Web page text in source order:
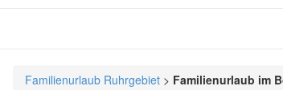
Familienurlaub Ruhrgebiet > Familienurlaub im